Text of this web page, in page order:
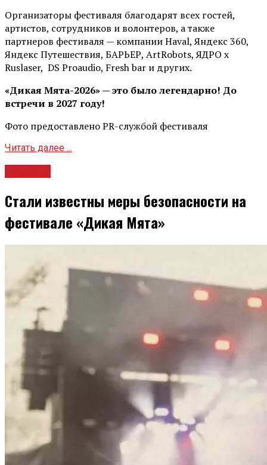
Организаторы фестиваля благодарят всех гостей,
артистов, сотрудников и волонтеров, а также
партнеров фестиваля — компании Haval, Яндекс 360,
Яндекс Путешествия, БАРЬЕР, ArtRobots, ЯДРО х
Ruslaser, DS Proaudio, Fresh bar и других.
«Дикая Мята-2026» — это было легендарно! До
встречи в 2027 году!
Фото предоставлено PR-службой фестиваля
Читать далее ...
Стали известны меры безопасности на
фестивале «Дикая Мята»